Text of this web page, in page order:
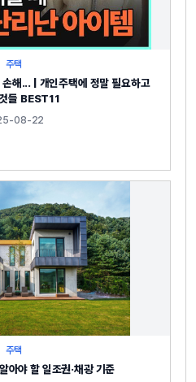
주택
해... | 개인주택에 정말 필요하고
들 BEST11
08-22
주택
아야 할 일조권·채광 기준